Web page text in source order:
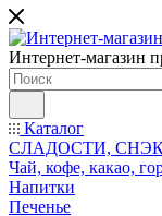
Интернет-магазин
Каталог
СЛАДОСТИ,
Чай, кофе, какао,
Напитки
Печенье